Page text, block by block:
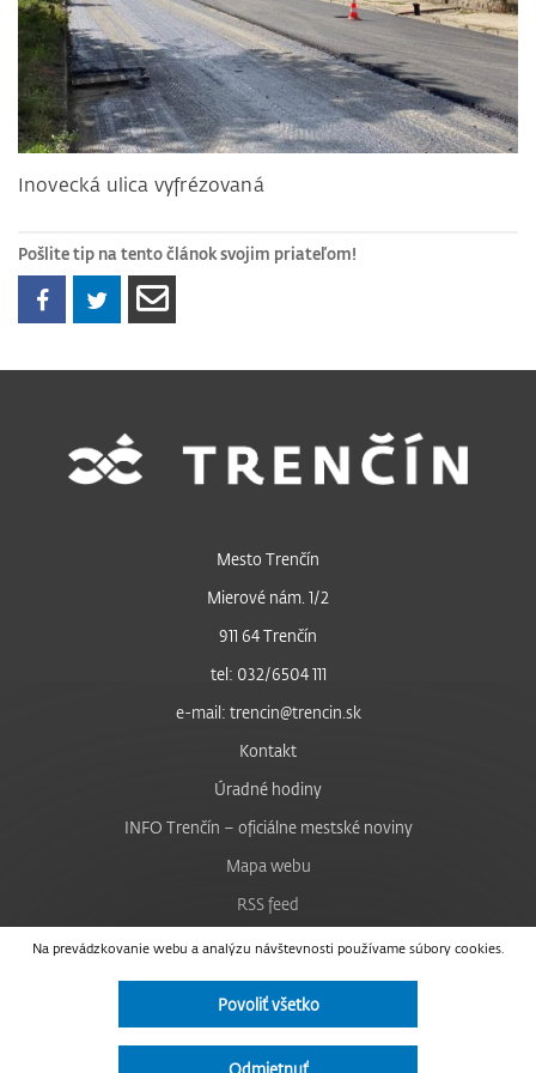
Inovecká ulica vyfrézovaná
Pošlite tip na tento článok svojim priateľom!
Na prevádzkovanie webu a analýzu návštevnosti používame súbory cookies.
Povoliť všetko
Odmietnuť
Mesto Trenčín
Mierové nám. 1/2
911 64 Trenčín
tel: 032/6504 111
e-mail: trencin@trencin.sk
Kontakt
Úradné hodiny
INFO Trenčín – oficiálne mestské noviny
Mapa webu
RSS feed
Nastavenie cookies
Facebook
Instagram